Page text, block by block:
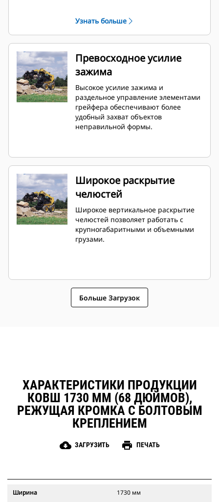
крупных валунов, кустарников,
промышленных отходов, лома от
снесенных строений и
перерабатываемого мусора.
Узнать больше
Превосходное усилие
зажима
Высокое усилие зажима и
раздельное управление элементами
грейфера обеспечивают более
удобный захват объектов
неправильной формы.
Широкое раскрытие
челюстей
Широкое вертикальное раскрытие
челюстей позволяет работать с
крупногабаритными и объемными
грузами.
Больше Загрузок
ХАРАКТЕРИСТИКИ ПРОДУКЦИИ
КОВШ 1730 ММ (68 ДЮЙМОВ),
РЕЖУЩАЯ КРОМКА С БОЛТОВЫМ
КРЕПЛЕНИЕМ
cloud_download ЗАГРУЗИТЬ print ПЕЧАТЬ
Ширина 1730 мм